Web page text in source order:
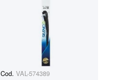
Cod. VAL-574389